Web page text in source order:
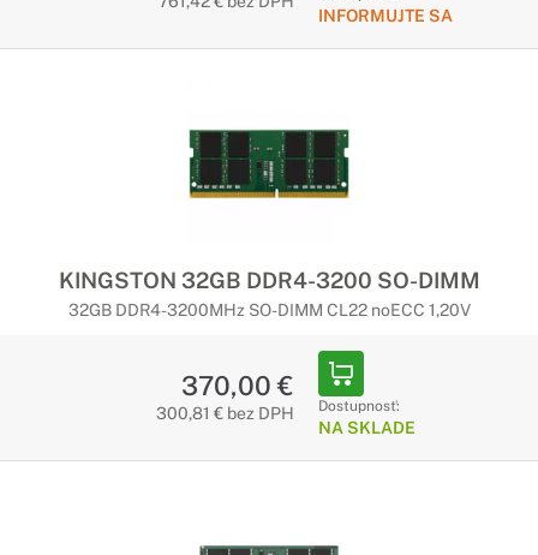
INFORMUJTE SA
KINGSTON 32GB DDR4-3200 SO-DIMM
32GB DDR4-3200MHz SO-DIMM CL22 noECC 1,20V
370,00 €
300,81 € bez DPH Dostupnosť:
NA SKLADE